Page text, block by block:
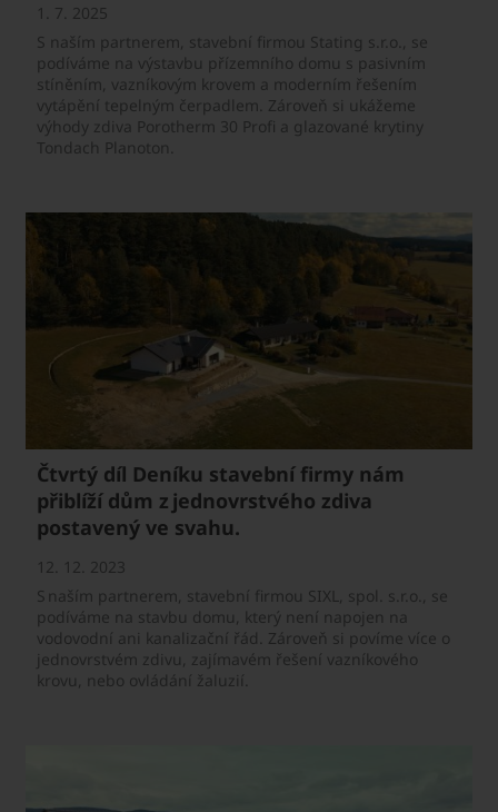
1. 7. 2025
S naším partnerem, stavební firmou Stating s.r.o., se
podíváme na výstavbu přízemního domu s pasivním
stíněním, vazníkovým krovem a moderním řešením
vytápění tepelným čerpadlem. Zároveň si ukážeme
výhody zdiva Porotherm 30 Profi a glazované krytiny
Tondach Planoton.
Čtvrtý díl Deníku stavební firmy nám
přiblíží dům z jednovrstvého zdiva
postavený ve svahu.
12. 12. 2023
S naším partnerem, stavební firmou SIXL, spol. s.r.o., se
podíváme na stavbu domu, který není napojen na
vodovodní ani kanalizační řád. Zároveň si povíme více o
jednovrstvém zdivu, zajímavém řešení vazníkového
krovu, nebo ovládání žaluzií.